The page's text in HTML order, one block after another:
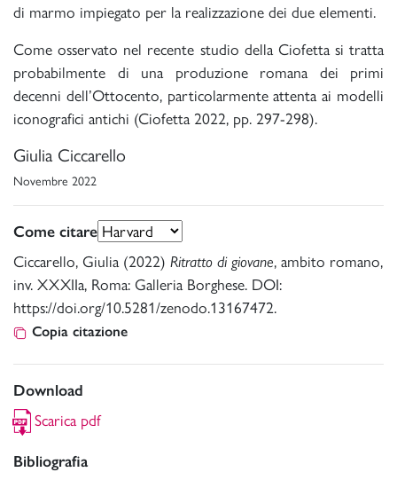
di marmo impiegato per la realizzazione dei due elementi.
Come osservato nel recente studio della Ciofetta si tratta
probabilmente di una produzione romana dei primi
decenni dell’Ottocento, particolarmente attenta ai modelli
iconografici antichi (Ciofetta 2022, pp. 297-298).
Giulia Ciccarello
Novembre 2022
Come citare
Ciccarello, Giulia (2022) Ritratto di giovane, ambito romano,
inv. XXXIIa, Roma: Galleria Borghese. DOI:
https://doi.org/10.5281/zenodo.13167472.
Copia citazione
Download
Scarica pdf
Bibliografia